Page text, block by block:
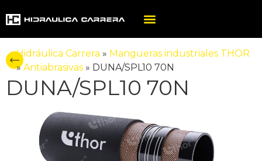
Hidráulica Carrera » Mangueras industriales THOR
»Antiabrasivas » DUNA/SPL10 70N
DUNA/SPL10 70N